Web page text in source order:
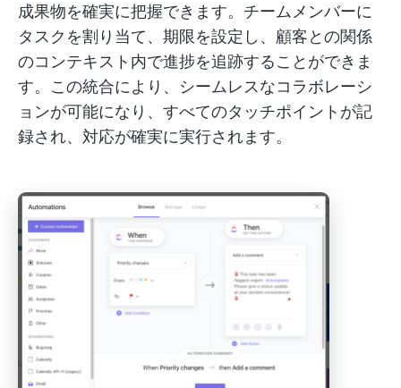
成果物を確実に把握できます。チームメンバーに
タスクを割り当て、期限を設定し、顧客との関係
のコンテキスト内で進捗を追跡することができま
す。この統合により、シームレスなコラボレーシ
ョンが可能になり、すべてのタッチポイントが記
録され、対応が確実に実行されます。